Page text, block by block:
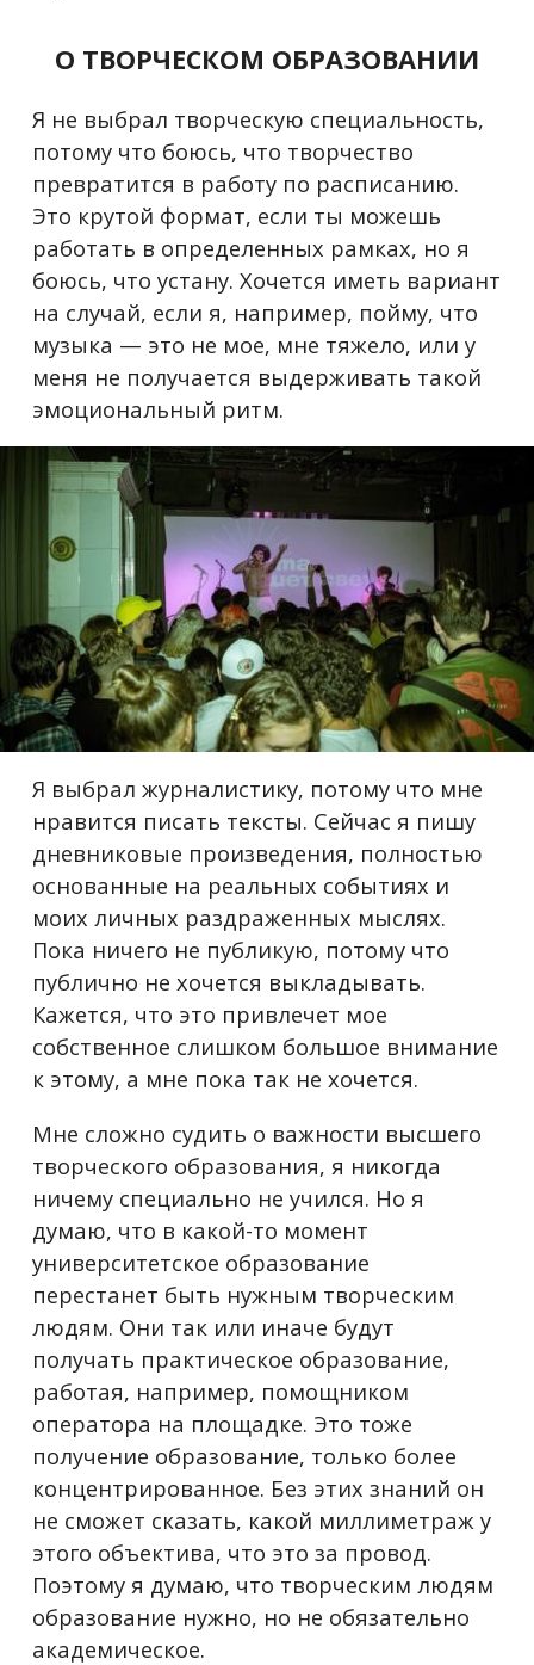
О ТВОРЧЕСКОМ ОБРАЗОВАНИИ
Я не выбрал творческую специальность,
потому что боюсь, что творчество
превратится в работу по расписанию.
Это крутой формат, если ты можешь
работать в определенных рамках, но я
боюсь, что устану. Хочется иметь вариант
на случай, если я, например, пойму, что
музыка — это не мое, мне тяжело, или у
меня не получается выдерживать такой
эмоциональный ритм.
Я выбрал журналистику, потому что мне
нравится писать тексты. Сейчас я пишу
дневниковые произведения, полностью
основанные на реальных событиях и
моих личных раздраженных мыслях.
Пока ничего не публикую, потому что
публично не хочется выкладывать.
Кажется, что это привлечет мое
собственное слишком большое внимание
к этому, а мне пока так не хочется.
Мне сложно судить о важности высшего
творческого образования, я никогда
ничему специально не учился. Но я
думаю, что в какой-то момент
университетское образование
перестанет быть нужным творческим
людям. Они так или иначе будут
получать практическое образование,
работая, например, помощником
оператора на площадке. Это тоже
получение образование, только более
концентрированное. Без этих знаний он
не сможет сказать, какой миллиметраж у
этого объектива, что это за провод.
Поэтому я думаю, что творческим людям
образование нужно, но не обязательно
академическое.